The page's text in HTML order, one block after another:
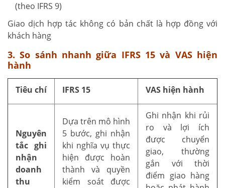
(theo IFRS 9)
Giao dịch hợp tác không có bản chất là hợp đồng với
khách hàng
3. So sánh nhanh giữa IFRS 15 và VAS hiện
hành
Tiêu chí IFRS 15 VAS hiện hành
Nguyên
tắc ghi
nhận
doanh
thu
Dựa trên mô hình
5 bước, ghi nhận
khi nghĩa vụ thực
hiện được hoàn
thành và quyền
kiểm soát được
Ghi nhận khi rủi
ro và lợi ích
được chuyển
giao, thường
gắn với thời
điểm giao hàng